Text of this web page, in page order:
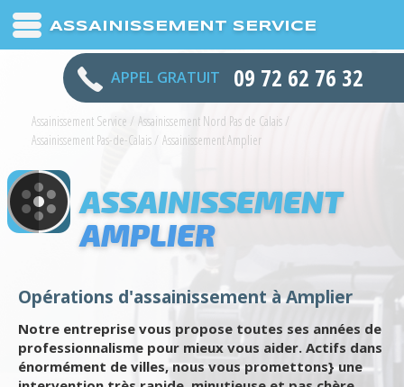
ASSAINISSEMENT SERVICE
APPEL GRATUIT 09 72 62 76 32
Assainissement Service / Assainissement Nord Pas de Calais/
Assainissement Pas-de-Calais/ Assainissement Amplier
ASSAINISSEMENT
AMPLIER
Opérations d'assainissement à Amplier
Notre entreprise vous propose toutes ses années de
professionnalisme pour mieux vous aider. Actifs dans
énormément de villes, nous vous promettons} une